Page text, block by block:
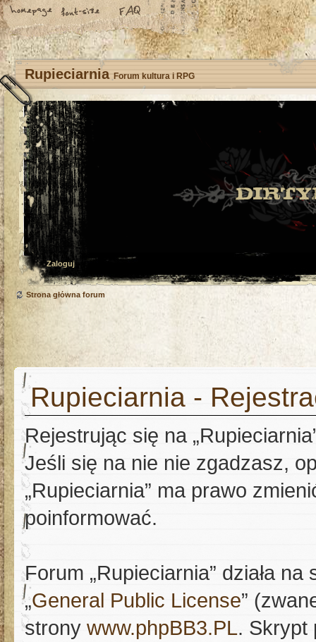
Rupieciarnia Forum kultura i RPG
Zaloguj
Strona główna forum
Rupieciarnia -
Rejestrując się na
Jeśli się na nie nie zgadzasz,
„Rupieciarnia” ma prawo
poinformować.
Forum „Rupieciarnia” działa
„General Public License”
strony www.phpBB3.PL. Skrypt